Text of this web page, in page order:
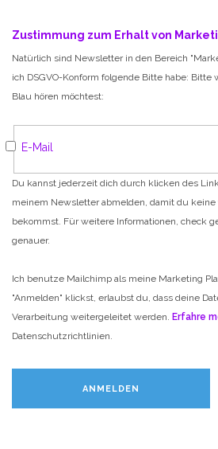
Zustimmung zum Erhalt von
Natürlich sind Newsletter in den Bereich
ich DSGVO-Konform folgende Bitte habe: Bitte
Blau hören möchtest:
E-Mail
Du kannst jederzeit dich durch klicken des
meinem Newsletter abmelden, damit du
bekommst. Für weitere Informationen, check
genauer.
Ich benutze Mailchimp als meine Marketing
"Anmelden" klickst, erlaubst du, dass deine
Verarbeitung weitergeleitet werden. Erfahre
Datenschutzrichtlinien.